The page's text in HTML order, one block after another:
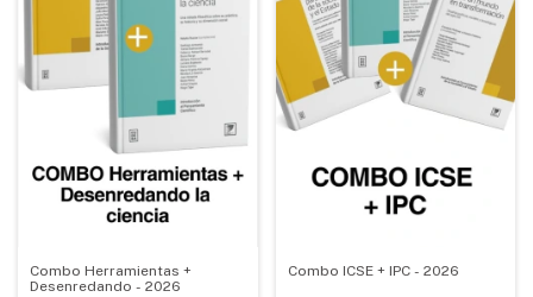
Combo Herramientas +
Desenredando - 2026
Combo ICSE + IPC - 2026